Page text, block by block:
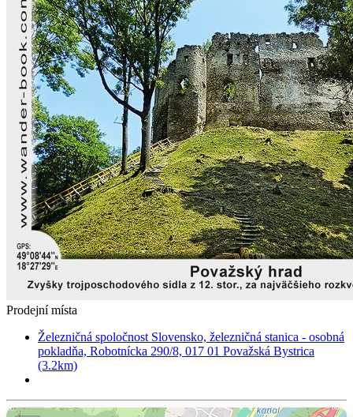
Prodejní místa
Železničná spoločnost Slovensko, železničná stanica - osobná
pokladňa, Robotnícka 290/8, 017 01 Považská Bystrica
(3.2km)